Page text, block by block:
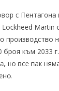
с Пентагона
Martin
производство
броя към 2033
но все пак